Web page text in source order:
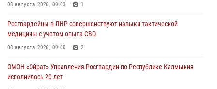
08 августа 2026, 09:03 1
Росгвардейцы в ЛНР совершенствуют навыки тактической
медицины с учетом опыта СВО
08 августа 2026, 09:00 2
ОМОН «Ойрат» Управления Росгвардии по Республике Калмыкия
исполнилось 20 лет